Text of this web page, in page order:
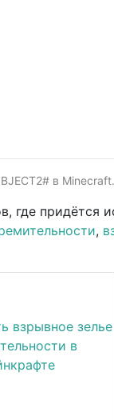
в Minecraft.
придётся
,